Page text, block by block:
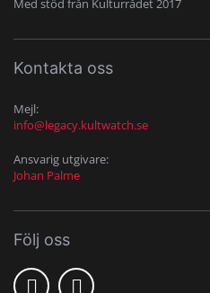
Med stöd från Kulturrådet 2017
Kontakta oss
Mejl:
info@legacy.kultwatch.se
Ansvarig utgivare:
Johan Palme
Följ oss